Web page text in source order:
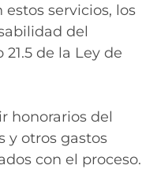
servicios, los
del
de la Ley de
honorarios del
y otros gastos
con el proceso.